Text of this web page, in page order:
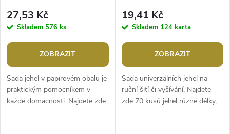
27,53 Kč
Skladem 576 ks
ZOBRAZIT
Sada jehel v papírovém obalu je
praktickým pomocníkem v
každé domácnosti. Najdete zde
19 jehel (v délce 36 - 60 mm) a
19,41 Kč
Skladem 124 karta
ZOBRAZIT
Sada univerzálních jehel na
ruční šití či vyšívání. Najdete
zde 70 kusů jehel různé délky,
průměru a velikostí uch.Délka: